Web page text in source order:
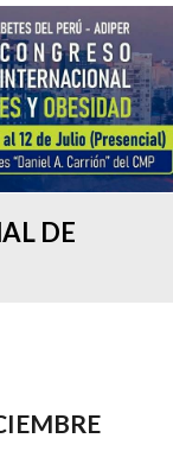
DE